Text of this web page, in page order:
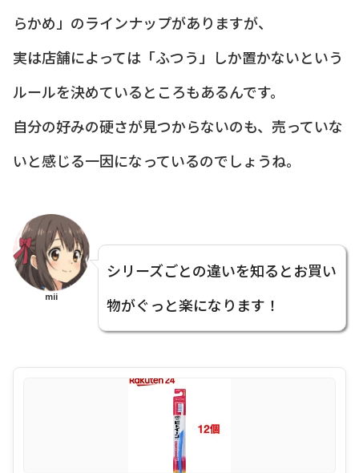
らかめ」のラインナップがありますが、
実は店舗によっては「ふつう」しか置かないという
ルールを決めているところもあるんです。
自分の好みの硬さが見つからないのも、売っていな
いと感じる一因になっているのでしょうね。
mii
シリーズごとの違いを知るとお買い
物がぐっと楽になります！